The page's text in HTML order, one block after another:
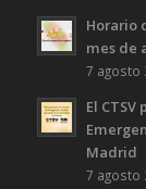
Horario
mes de
7 agosto
El
Madrid
7 agosto